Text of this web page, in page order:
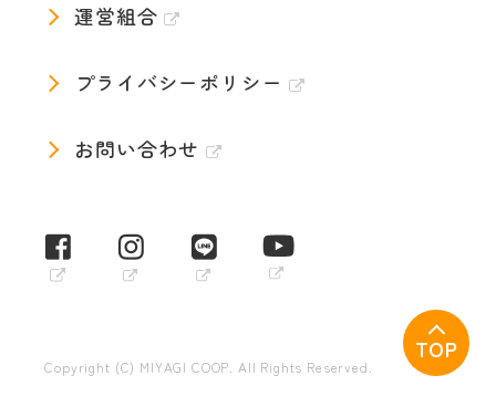
TOP
運営組合
プライバシーポリシー
お問い合わせ
Copyright (C) MIYAGI COOP. All Rights Reserved.